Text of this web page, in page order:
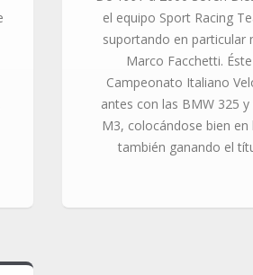
el equipo Sport Racing
suportando en particular
Marco Facchetti.
Campeonato Italiano
antes con las BMW 325
M3, colocándose bien en
también ganando el